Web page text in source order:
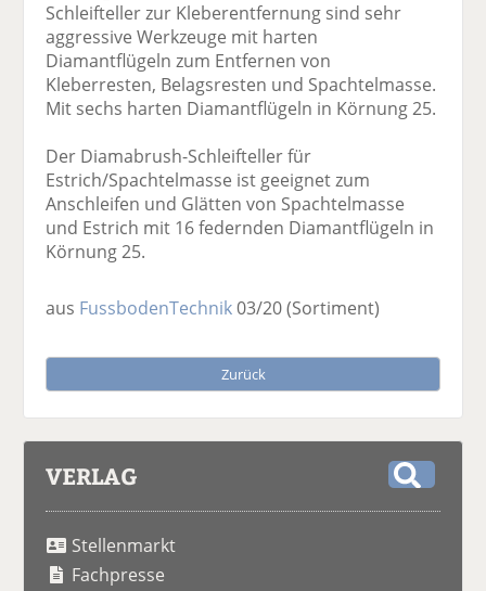
Schleifteller zur Kleberentfernung sind sehr
aggressive Werkzeuge mit harten
Diamantflügeln zum Entfernen von
Kleberresten, Belagsresten und Spachtelmasse.
Mit sechs harten Diamantflügeln in Körnung 25.
Der Diamabrush-Schleifteller für
Estrich/Spachtelmasse ist geeignet zum
Anschleifen und Glätten von Spachtelmasse
und Estrich mit 16 federnden Diamantflügeln in
Körnung 25.
aus FussbodenTechnik03/20(Sortiment)
Zurück
VERLAG
Stellenmarkt
Fachpresse